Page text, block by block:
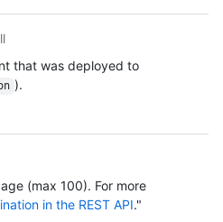
that was deployed to
).
(max 100). For more
in the REST API."